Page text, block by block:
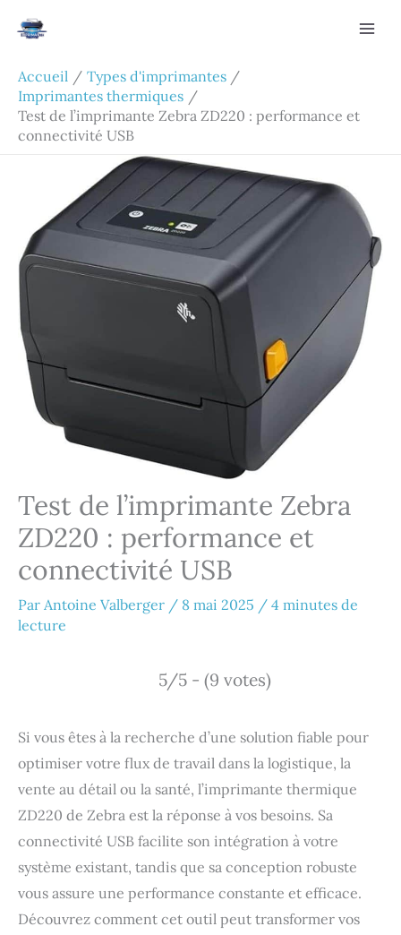
Accueil
Types d'imprimantes
Imprimantes thermiques
Test de l’imprimante Zebra ZD220 : performance et
connectivité USB
Test de l’imprimante Zebra
ZD220 : performance et
connectivité USB
Par Antoine Valberger / 8 mai 2025 / 4 minutes de
lecture
5/5 - (9 votes)
Si vous êtes à la recherche d’une solution fiable pour
optimiser votre flux de travail dans la logistique, la
vente au détail ou la santé, l’imprimante thermique
ZD220 de Zebra est la réponse à vos besoins. Sa
connectivité USB facilite son intégration à votre
système existant, tandis que sa conception robuste
vous assure une performance constante et efficace.
Découvrez comment cet outil peut transformer vos
Rechercher